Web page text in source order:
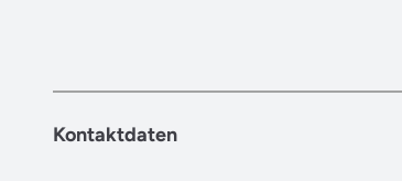
Kontaktdaten